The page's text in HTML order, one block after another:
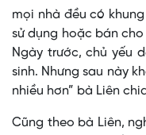
mọi nhà đều có
sử dụng hoặc bán
Ngày trước, chủ yếu
sinh. Nhưng sau này
nhiều hơn” bà Liên
Cũng theo bà Liên,